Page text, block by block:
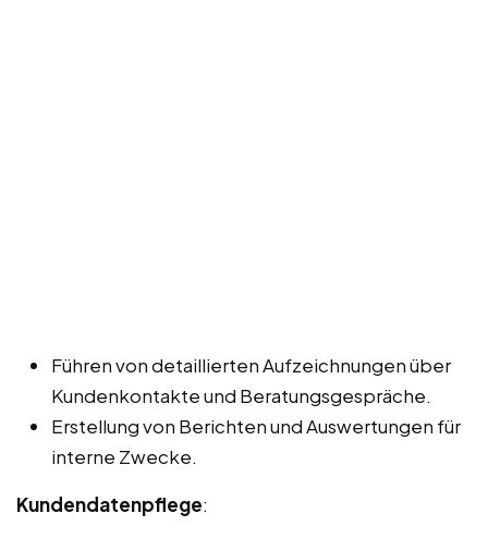
Führen von detaillierten Aufzeichnungen über
Kundenkontakte und Beratungsgespräche.
Erstellung von Berichten und Auswertungen für
interne Zwecke.
Kundendatenpflege: